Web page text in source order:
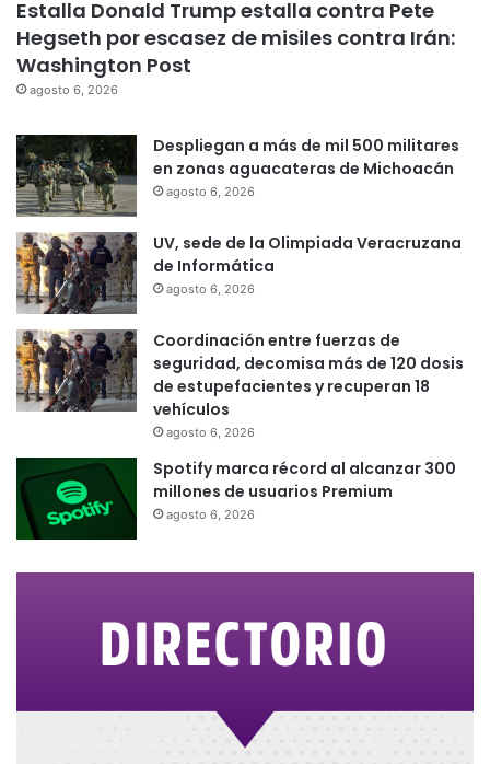
Estalla Donald Trump estalla contra Pete
Hegseth por escasez de misiles contra Irán:
Washington Post
agosto 6, 2026
Despliegan a más de mil 500 militares
en zonas aguacateras de Michoacán
agosto 6, 2026
UV, sede de la Olimpiada Veracruzana
de Informática
agosto 6, 2026
Coordinación entre fuerzas de
seguridad, decomisa más de 120 dosis
de estupefacientes y recuperan 18
vehículos
agosto 6, 2026
Spotify marca récord al alcanzar 300
millones de usuarios Premium
agosto 6, 2026